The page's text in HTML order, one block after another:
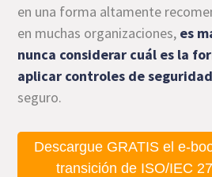
en una forma altamente
en muchas organizaciones, es
nunca considerar cuál es la
aplicar controles de seguridad
seguro.
Descargue GRATIS el e-
transición de ISO/IEC